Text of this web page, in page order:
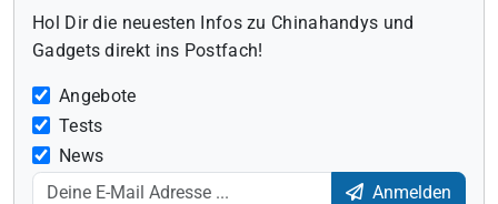
Hol Dir die neuesten Infos zu Chinahandys und
Gadgets direkt ins Postfach!
Angebote
Tests
News
Anmelden